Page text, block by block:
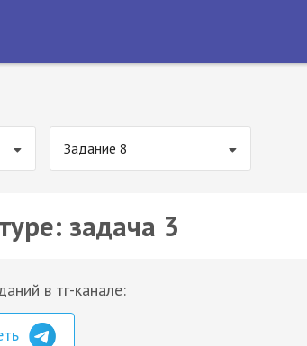
Задание 8
задача 3
в тг-канале: